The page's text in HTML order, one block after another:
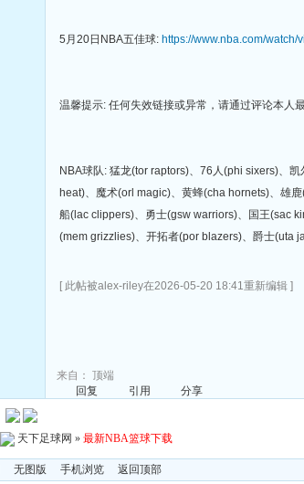
5月20日NBA五佳球: https://www.nba.com/
温馨提示: 任何失效链接或异常，请通过评论本人
NBA球队: 猛龙(tor raptors)、76人(phi sixers)、
heat)、魔术(orl magic)、黄蜂(cha hornets)、雄
船(lac clippers)、勇士(gsw warriors)、国王(sac
(mem grizzlies)、开拓者(por blazers)、爵士(uta
[ 此帖被alex-riley在2026-05-20 18:41重新编辑 ]
来自： 顶端
回复
引用 分享
天下足球网 » 最新NBA篮球下载
无图版 手机浏览 返回顶部